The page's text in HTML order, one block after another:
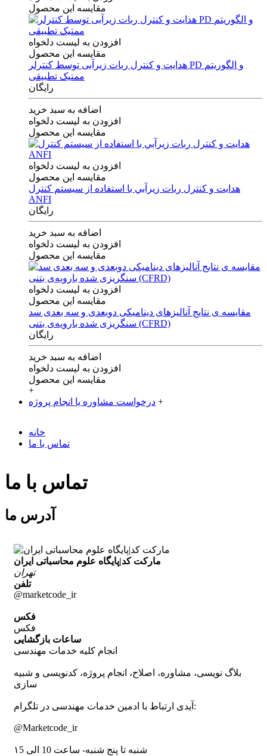
مقایسه این محصول
افزودن به لیست دلخواه
مقایسه این محصول
هدایت و کنترل ربات زیرآبی توسط کنترلر PD و الگوریتم
ممتیک تطبیقی
رایگان
اضافه به سبد خرید
افزودن به لیست دلخواه
مقایسه این محصول
افزودن به لیست دلخواه
مقایسه این محصول
هدايت و كنترل ربات زيرآبي با استفاده از سيستم كنترل
ANFI
رایگان
اضافه به سبد خرید
افزودن به لیست دلخواه
مقایسه این محصول
افزودن به لیست دلخواه
مقایسه این محصول
مقایسه ی‌ نتایج آنالیزهای‌ دینامیکی‌ دوبعدی‌ و‌ سه بعدی‌ سد
سنگریزی‌ شده با‌رویه‌ی‌ بتنی‌ (CFRD)
رایگان
اضافه به سبد خرید
افزودن به لیست دلخواه
مقایسه این محصول
+
درخواست مشاوره یا انجام پروژه +
خانه
تماس با ما
تماس با ما
آدرس ما
مارکت کد|پایگاه علوم محاسباتی ایران
تهران
تلفن
@marketcode_ir
فکس
فکس
ساعات بازگشایی
انجام کلیه خدمات مهندسی
بلاگ نویسی، مشاوره، اصلاح، انجام پروژه، کدنویسی و شبیه
سازی
آیدی ارتباط با ادمین خدمات مهندسی در تلگرام:
@Marketcode_ir
شنبه تا پنج شنبه- ساعت 10 الی ۱5